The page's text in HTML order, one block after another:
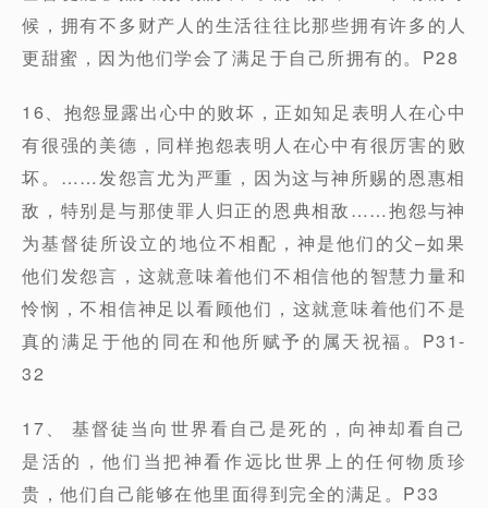
候，拥有不多财产人的生活往往比那些拥有许多的人
更甜蜜，因为他们学会了满足于自己所拥有的。P28
16、抱怨显露出心中的败坏，正如知足表明人在心中
有很强的美德，同样抱怨表明人在心中有很厉害的败
坏。……发怨言尤为严重，因为这与神所赐的恩惠相
敌，特别是与那使罪人归正的恩典相敌……抱怨与神
为基督徒所设立的地位不相配，神是他们的父–如果
他们发怨言，这就意味着他们不相信他的智慧力量和
怜悯，不相信神足以看顾他们，这就意味着他们不是
真的满足于他的同在和他所赋予的属天祝福。P31-
32
17、 基督徒当向世界看自己是死的，向神却看自己
是活的，他们当把神看作远比世界上的任何物质珍
贵，他们自己能够在他里面得到完全的满足。P33